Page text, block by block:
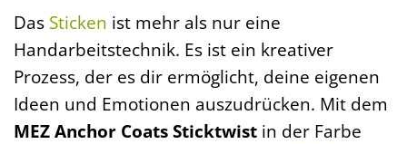
Das Sticken ist mehr als nur eine
Handarbeitstechnik. Es ist ein kreativer
Prozess, der es dir ermöglicht, deine eigenen
Ideen und Emotionen auszudrücken. Mit dem
MEZ Anchor Coats Sticktwist in der Farbe